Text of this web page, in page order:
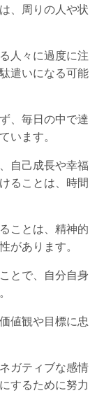
、周りの人や状
人々に過度に注
遣いになる可能
、毎日の中で達
います。
自己成長や幸福
ることは、時間
ことは、精神的
があります。
とで、自分自身
値観や目標に忠
ガティブな感情
するために努力